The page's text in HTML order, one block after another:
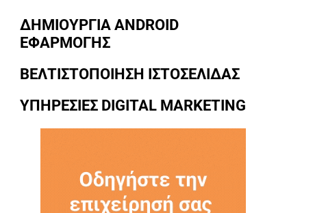
ΔΗΜΙΟΥΡΓΙΑ ANDROID
ΕΦΑΡΜΟΓΗΣ
ΒΕΛΤΙΣΤΟΠΟΙΗΣΗ ΙΣΤΟΣΕΛΙΔΑΣ
ΥΠΗΡΕΣΙΕΣ DIGITAL MARKETING